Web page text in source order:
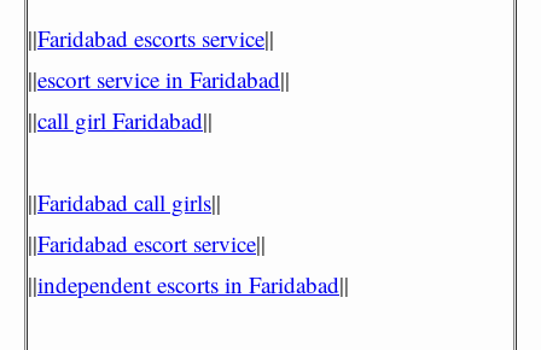
||Faridabad escorts service||
||escort service in Faridabad||
||call girl Faridabad||
||Faridabad call girls||
||Faridabad escort service||
||independent escorts in Faridabad||